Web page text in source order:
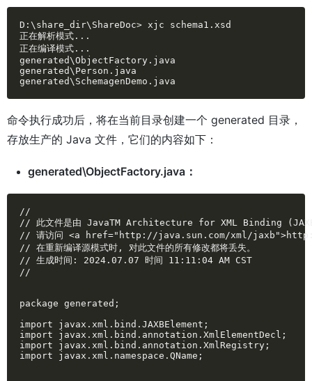
D:\share_dir\ShareDoc> xjc schema1.xsd
正在解析模式...
正在编译模式...
generated\ObjectFactory.java
generated\Person.java
generated\SchemagenDemo.java
命令执行成功后，将在当前目录创建一个 generated 目录，
存放生产的 Java 文件，它们的内容如下：
generated\ObjectFactory.java：
//
// 此文件是由 JavaTM Architecture for XML Binding
// 请访问 <a href="http://java.sun.com/xml/
// 在重新编译源模式时, 对此文件的所有修改都将丢失。
// 生成时间: 2024.07.07 时间 11:11:04 AM CST
//
package generated;
import javax.xml.bind.JAXBElement;
import javax.xml.bind.annotation.XmlElementDecl;
import javax.xml.bind.annotation.XmlRegistry;
import javax.xml.namespace.QName;